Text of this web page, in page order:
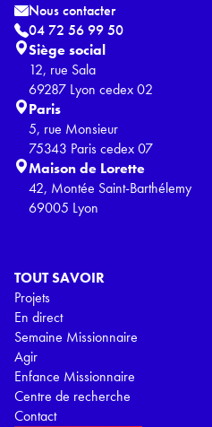
TOUT SAVOIR
Projets
En direct
Semaine Missionnaire
Agir
Enfance Missionnaire
Centre de recherche
Contact
Nous contacter
04 72 56 99 50
Siège social
12, rue Sala
69287 Lyon cedex 02
Paris
5, rue Monsieur
75343 Paris cedex 07
Maison de Lorette
42, Montée Saint-Barthélemy
69005 Lyon